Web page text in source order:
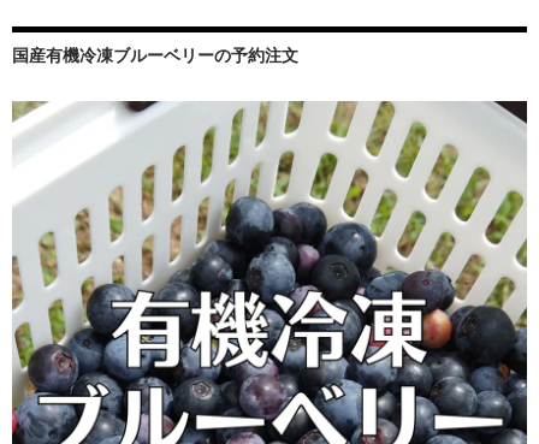
ョ
ン
国産有機冷凍ブルーベリーの予約注文